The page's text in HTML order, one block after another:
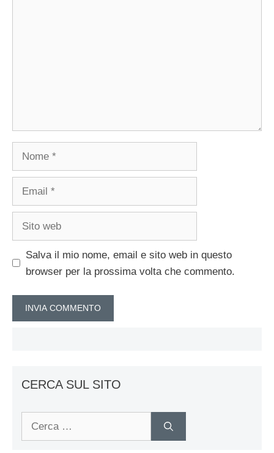
Salva il mio nome, email e sito web in questo
browser per la prossima volta che commento.
CERCA SUL SITO
Ricerca